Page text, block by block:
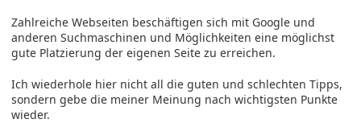
Zahlreiche Webseiten beschäftigen sich mit Google und
anderen Suchmaschinen und Möglichkeiten eine möglichst
gute Platzierung der eigenen Seite zu erreichen.
Ich wiederhole hier nicht all die guten und schlechten Tipps,
sondern gebe die meiner Meinung nach wichtigsten Punkte
wieder.